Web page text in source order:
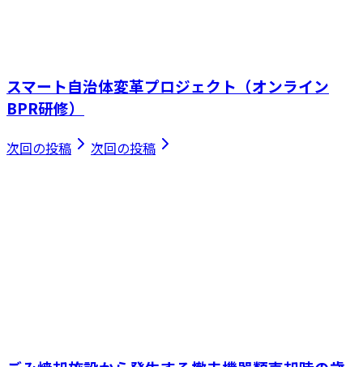
スマート自治体変革プロジェクト（オンライン
BPR研修）
次回の投稿 次回の投稿